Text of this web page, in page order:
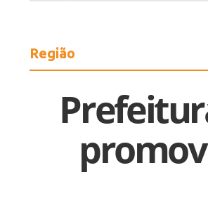
Região